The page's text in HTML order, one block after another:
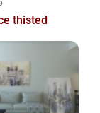
thisted